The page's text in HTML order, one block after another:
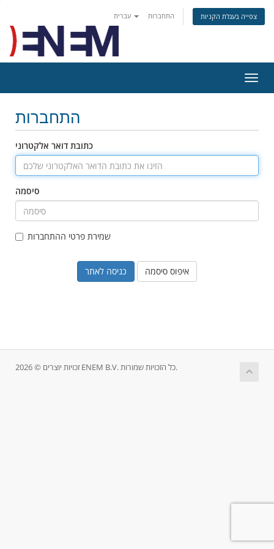
התחברות צפייה בעגלת הקניות
ניווט
התחברות
כתובת דואר אלקטרוני
סיסמה
שמירת פרטי ההתחברות
איפוס סיסמה
זכויות יוצרים © 2026 ENEM B.V. כל הזכויות שמורות.